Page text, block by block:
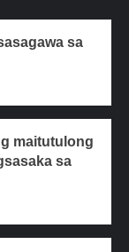
sa
maitutulong
sa